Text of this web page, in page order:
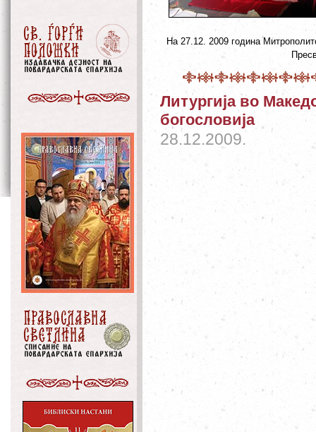
На 27.12. 2009 година
Литургија во
богословија
28.12.2009.